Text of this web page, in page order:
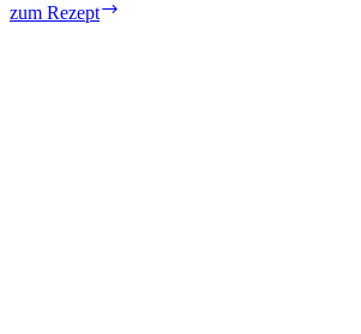
zum Rezept